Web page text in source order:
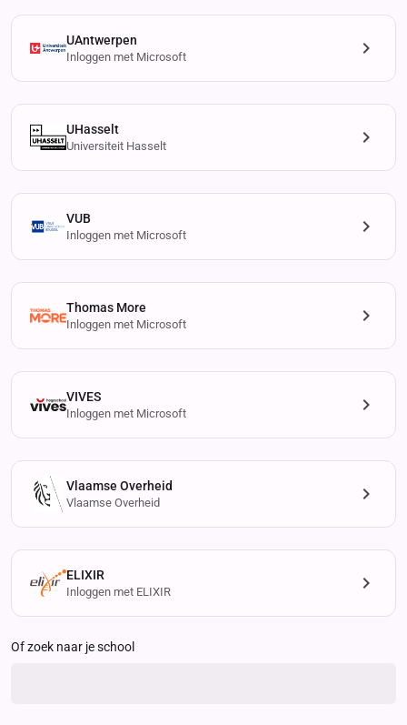
UAntwerpen
Inloggen met Microsoft
UHasselt
Universiteit Hasselt
VUB
Inloggen met Microsoft
Thomas More
Inloggen met Microsoft
VIVES
Inloggen met Microsoft
Vlaamse Overheid
Vlaamse Overheid
ELIXIR
Inloggen met ELIXIR
Of zoek naar je school